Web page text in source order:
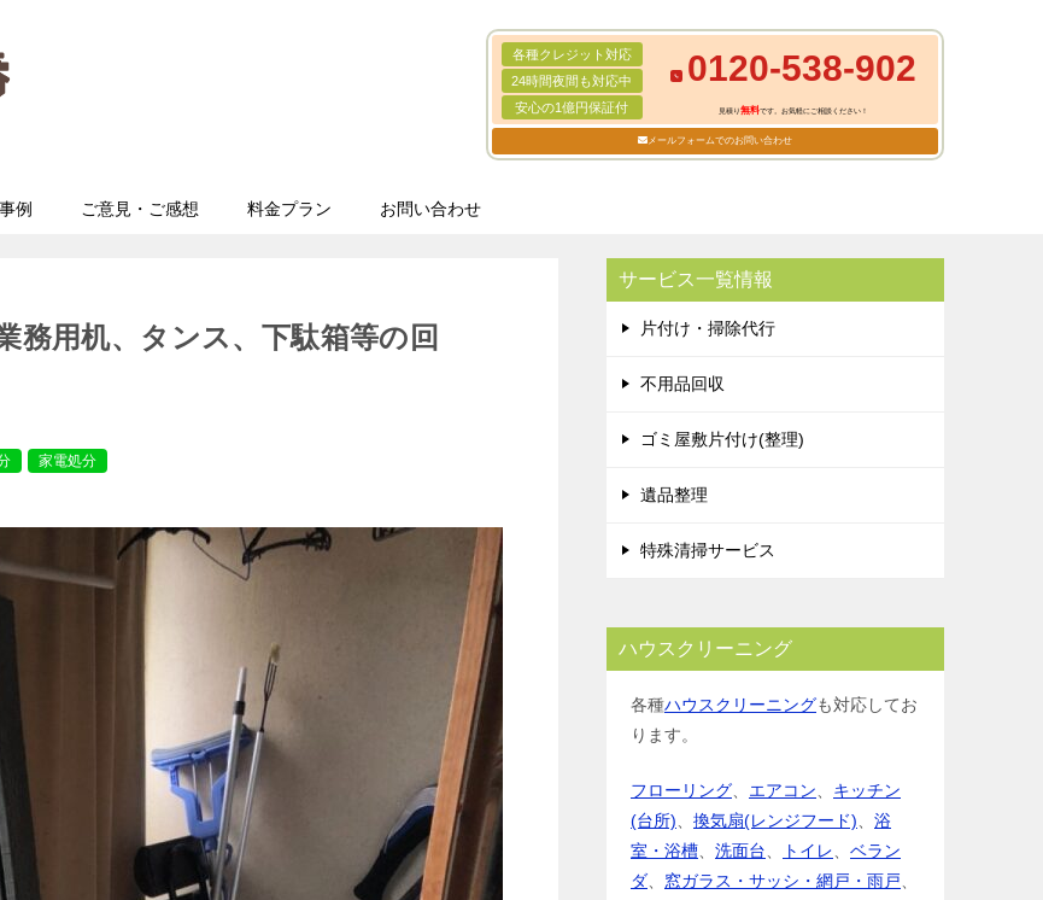
各種クレジット対応
24時間夜間も対応中
安心の1億円保証付
0120-538-902
見積り無料です。お気軽にご相談ください！
メールフォームでのお問い合わせ
例 ご意見・ご感想 料金プラン お問い合わせ
務用机、タンス、下駄箱等の回
家電処分
サービス一覧情報
片付け・掃除代行
不用品回収
ゴミ屋敷片付け(整理)
遺品整理
特殊清掃サービス
ハウスクリーニング
各種ハウスクリーニングも対応してお
ります。
フローリング エアコン
キッチン
(台所)
換気扇(レンジフード)
浴
室・浴槽
洗面台 トイレ
ベラン
ダ
窓ガラス・サッシ・網戸・雨戸